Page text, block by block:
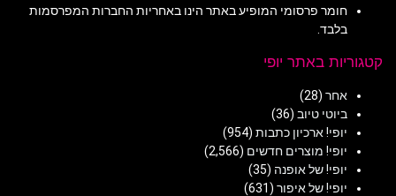
חומר פרסומי המופיע באתר הינו באחריות החברות המפרסמות
בלבד.
קטגוריות באתר יופי
אחר (28)
ביוטי טיוב (36)
יופי! ארכיון כתבות (954)
יופי! מוצרים חדשים (2,566)
יופי! של אופנה (35)
יופי! של איפור (631)